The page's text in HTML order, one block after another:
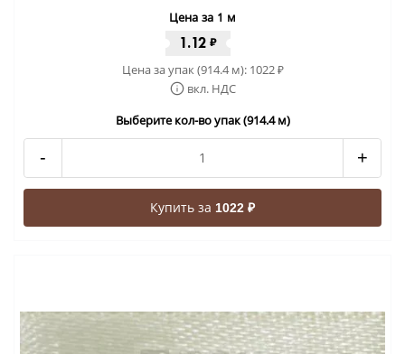
Цена за 1 м
1.12 ₽
Цена за упак (914.4 м): 1022₽
вкл. НДС
Выберите кол-во упак (914.4 м)
- +
Купить за 1022 ₽